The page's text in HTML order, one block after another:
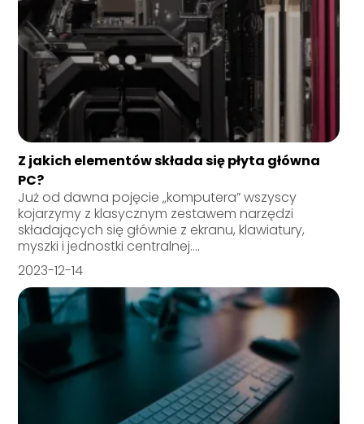
Z jakich elementów składa się płyta główna
PC?
Już od dawna pojęcie „komputera” wszyscy
kojarzymy z klasycznym zestawem narzędzi
składających się głównie z ekranu, klawiatury,
myszki i jednostki centralnej....
2023-12-14